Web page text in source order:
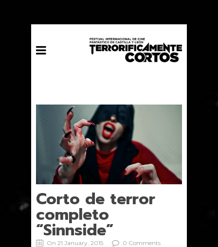
Corto de terror
completo
“Sinnside”
On 21 January, 2015
0 Comments